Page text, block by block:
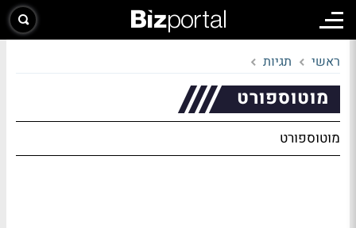
ראשי תגיות
מוטוספורט
מוטוספורט